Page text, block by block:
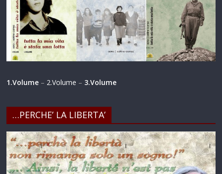
1.Volume – 2.Volume – 3.Volume
…PERCHE’ LA LIBERTA’